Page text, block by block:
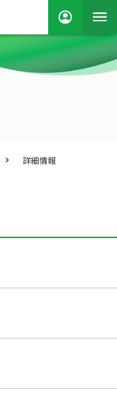
詳細情報